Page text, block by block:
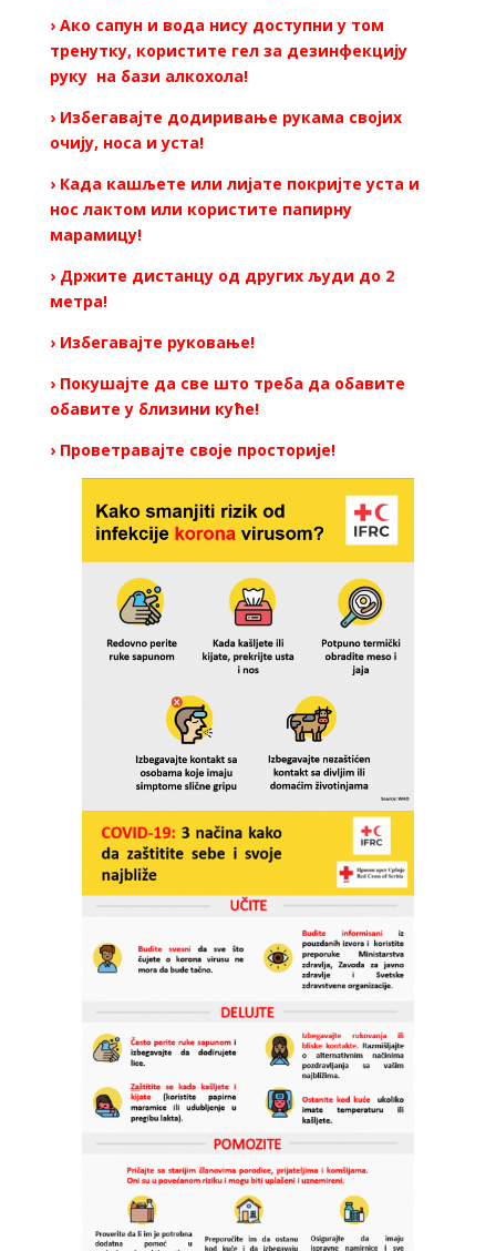
› Ако сапун и вода нису доступни у том
тренутку, користите гел за дезинфекцију
руку на бази алкохола!
› Избегавајте додиривање рукама својих
очију, носа и уста!
› Када кашљете или лијате покријте уста и
нос лактом или користите папирну
марамицу!
› Држите дистанцу од других људи до 2
метра!
› Избегавајте руковање!
› Покушајте да све што треба да обавите
обавите у близини куће!
› Проветравајте своје просторије!